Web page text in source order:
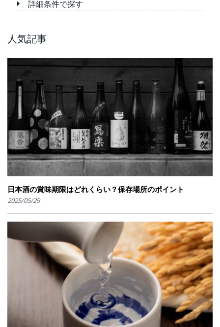
詳細条件で探す
人気記事
日本酒の賞味期限はどれくらい？保存場所のポイント
2025/05/29